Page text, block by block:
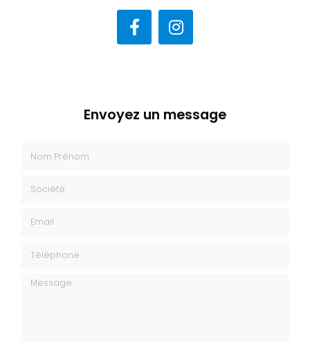
Envoyez un message
Nom Prénom
Société
Email
Téléphone
Message